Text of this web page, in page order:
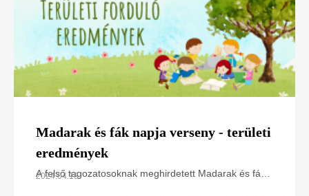
Madarak és fák napja verseny - területi
eredmények
A felső tagozatosoknak meghirdetett Madarak és fák
2024.04.18